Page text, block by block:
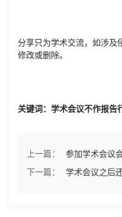
分享只为学术交流，如涉及
修改或删除。
关键词：学术会议不作报告
上一篇：
参加学术会议
下一篇：
学术会议之后